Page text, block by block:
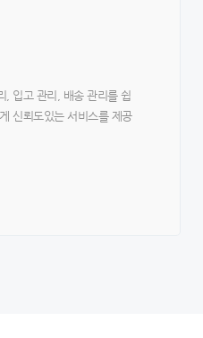
, 입고 관리, 배송 관리를 쉽
신뢰도있는 서비스를 제공